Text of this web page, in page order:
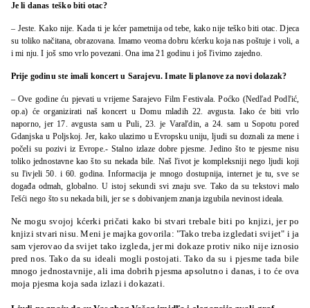
Je li danas teško biti otac?
– Jeste. Kako nije. Kada ti je kćer pametnija od tebe, kako nije teško biti otac. Djeca
su toliko načitana, obrazovana. Imamo veoma dobru kćerku koja nas poštuje i voli, a
i mi nju. I još smo vrlo povezani. Ona ima 21 godinu i još ľivimo zajedno.
Prije godinu ste imali koncert u Sarajevu. Imate li planove za novi dolazak?
– Ove godine ću pjevati u vrijeme Sarajevo Film Festivala. Poćko (Nedľad Podľić,
op.a) će organizirati naš koncert u Domu mladih 22. avgusta. Iako će biti vrlo
naporno, jer 17. avgusta sam u Puli, 23. je Varaľdin, a 24. sam u Sopotu pored
Gdanjska u Poljskoj. Jer, kako ulazimo u Evropsku uniju, ljudi su doznali za mene i
počeli su pozivi iz Evrope.- Stalno izlaze dobre pjesme. Jedino što te pjesme nisu
toliko jednostavne kao što su nekada bile. Naš ľivot je kompleksniji nego ljudi koji
su ľivjeli 50. i 60. godina. Informacija je mnogo dostupnija, internet je tu, sve se
događa odmah, globalno. U istoj sekundi svi znaju sve. Tako da su tekstovi malo
ľešći nego što su nekada bili, jer se s dobivanjem znanja izgubila nevinost ideala.
Ne mogu svojoj kćerki pričati kako bi stvari trebale biti po knjizi, jer po
knjizi stvari nisu. Meni je majka govorila: "Tako treba izgledati svijet" i ja
sam vjerovao da svijet tako izgleda, jer mi dokaze protiv niko nije iznosio
pred nos. Tako da su ideali mogli postojati. Tako da su i pjesme tada bile
mnogo jednostavnije, ali ima dobrih pjesma apsolutno i danas, i to će ova
moja pjesma koja sada izlazi i dokazati.